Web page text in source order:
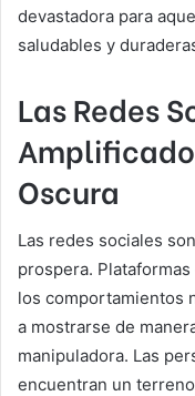
devastadora para
saludables y
Las Redes
Oscura
Las redes sociales
prospera.
los comportamientos
a mostrarse de
manipuladora. Las
encuentran un